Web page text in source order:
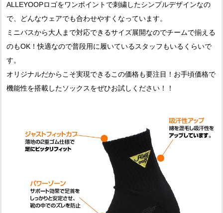
ALLEYOOPロゴをワンポイントで刺繍したシンプルデザインなの
で、どんなウェアでも合わせやすくなっています。
ミニバスから大人まで対応できるサイズ展開なのでチームで揃える
のもOK！快適なので普段用に履いているスタッフもいるくらいで
す。
オリジナルだからこそ実現できるこの価格も要注目！お手頃価格で
機能性を搭載したソックスをぜひお試しください！！